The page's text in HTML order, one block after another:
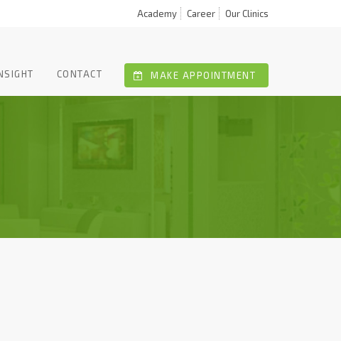
Academy Career Our Clinics
CONTACT MAKE APPOINTMENT